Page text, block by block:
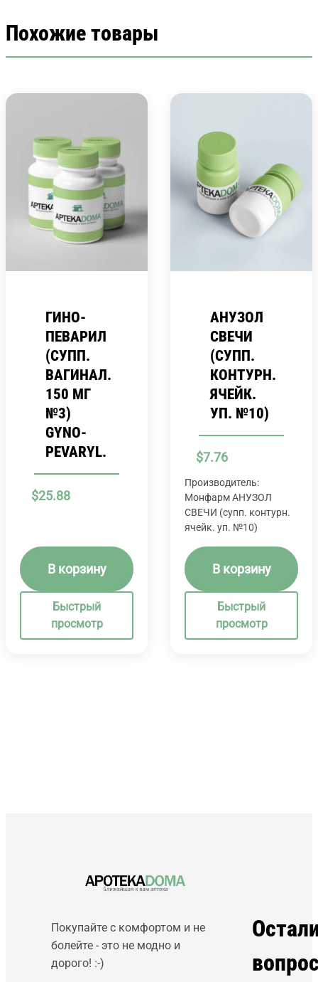
Похожие товары
ГИНО-
ПЕВАРИЛ
(СУПП.
ВАГИНАЛ.
150 МГ
№3)
GYNO-
PEVARYL.
$25.88
В корзину
Быстрый
просмотр
АНУЗОЛ
СВЕЧИ
(СУПП.
КОНТУРН.
ЯЧЕЙК.
УП. №10)
$7.76
Производитель:
Монфарм АНУЗОЛ
СВЕЧИ (супп. контурн.
ячейк. уп. №10)
В корзину
Быстрый
просмотр
Покупайте с комфортом и не
болейте - это не модно и
дорого! :-)